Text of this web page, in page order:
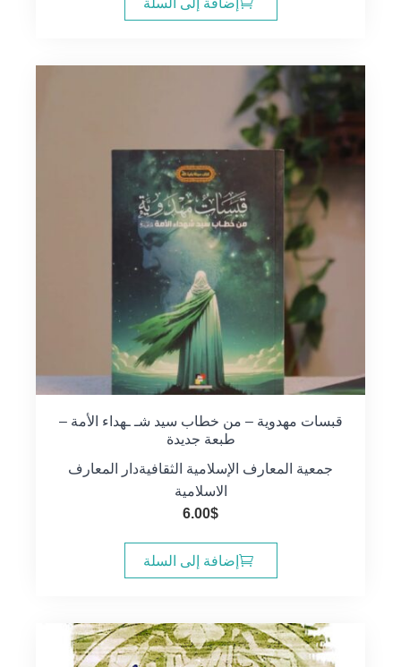
24.00$.
20.00$.
قبسات مهدوية – من خطاب سيد شـ ـهداء الأمة –
طبعة جديدة
جمعية المعارف الإسلامية الثقافيةدار المعارف
الاسلامية
6.00$
إضافة إلى السلة